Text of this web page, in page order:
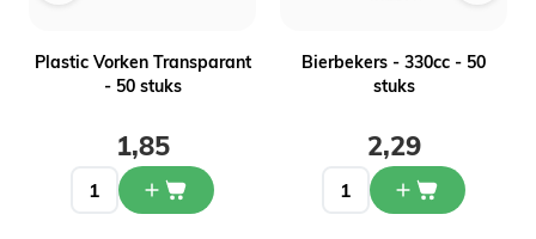
Plastic Vorken Transparant
- 50 stuks
1,85
Bierbekers - 330cc - 50
stuks
2,29